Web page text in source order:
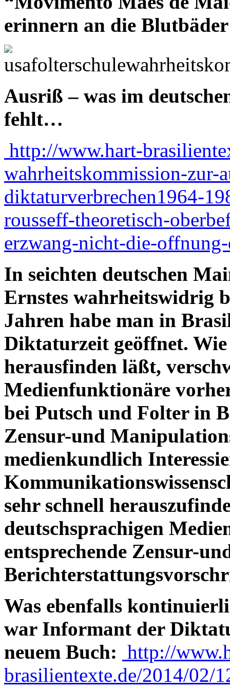
erinnern an die
Ausriß – was im
fehlt…
http://www.hart-
wahrheitskommission-zur-
diktaturverbrechen1964-
rousseff-theoretisch-
erzwang-nicht-die-
In seichten deutschen
Ernstes wahrheitswidrig
Jahren habe man in
Diktaturzeit geöffnet. Wie
herausfinden läßt,
Medienfunktionäre
bei Putsch und Folter in
Zensur-und
medienkundlich
sehr schnell
deutschsprachigen
entsprechende Zensur-
Was ebenfalls
war Informant der
neuem Buch: http://
brasilientexte.de/2014/02/